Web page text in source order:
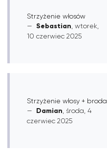
Strzyżenie włosów
Sebastian , wtorek,
10 czerwiec 2025
Strzyżenie włosy + broda
Damian , środa, 4
czerwiec 2025